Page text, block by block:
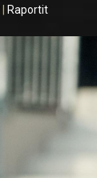
Raportit